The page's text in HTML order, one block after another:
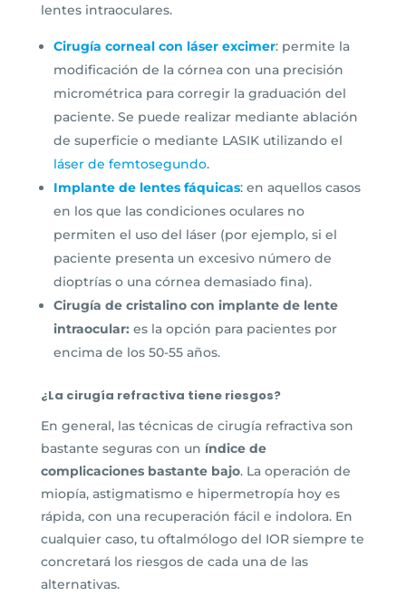
lentes intraoculares.
Cirugía corneal con láser excimer: permite la
modificación de la córnea con una precisión
micrométrica para corregir la graduación del
paciente. Se puede realizar mediante ablación
de superficie o mediante LASIK utilizando el
láser de femtosegundo.
Implante de lentes fáquicas: en aquellos casos
en los que las condiciones oculares no
permiten el uso del láser (por ejemplo, si el
paciente presenta un excesivo número de
dioptrías o una córnea demasiado fina).
Cirugía de cristalino con implante de lente
intraocular: es la opción para pacientes por
encima de los 50-55 años.
¿La cirugía refractiva tiene riesgos?
En general, las técnicas de cirugía refractiva son
bastante seguras con un índice de
complicaciones bastante bajo. La operación de
miopía, astigmatismo e hipermetropía hoy es
rápida, con una recuperación fácil e indolora. En
cualquier caso, tu oftalmólogo del IOR siempre te
concretará los riesgos de cada una de las
alternativas.